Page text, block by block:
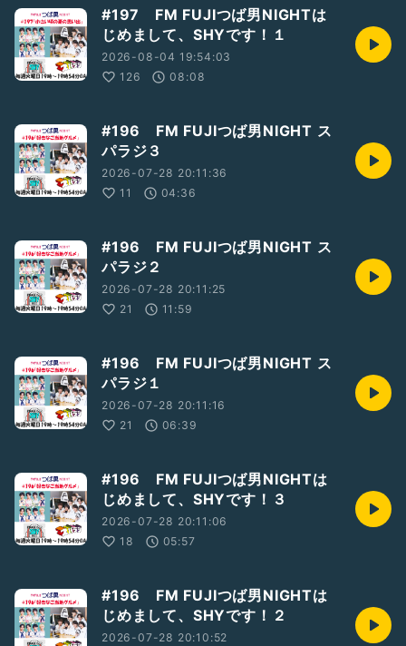
#197 FM FUJIつば男NIGHTは
じめまして、SHYです！１
2026-08-04 19:54:03
126
08:08
#196 FM FUJIつば男NIGHT ス
パラジ３
2026-07-28 20:11:36
11
04:36
#196 FM FUJIつば男NIGHT ス
パラジ２
2026-07-28 20:11:25
21
11:59
#196 FM FUJIつば男NIGHT ス
パラジ１
2026-07-28 20:11:16
21
06:39
#196 FM FUJIつば男NIGHTは
じめまして、SHYです！３
2026-07-28 20:11:06
18
05:57
#196 FM FUJIつば男NIGHTは
じめまして、SHYです！２
2026-07-28 20:10:52